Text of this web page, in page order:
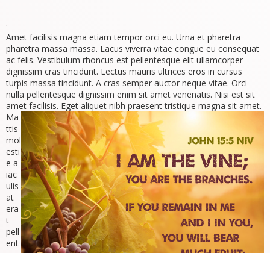
.
Amet facilisis magna etiam tempor orci eu. Urna et pharetra
pharetra massa massa. Lacus viverra vitae congue eu consequat
ac felis. Vestibulum rhoncus est pellentesque elit ullamcorper
dignissim cras tincidunt. Lectus mauris ultrices eros in cursus
turpis massa tincidunt. A cras semper auctor neque vitae. Orci
nulla pellentesque dignissim enim sit amet venenatis. Nisi est sit
amet facilisis. Eget aliquet nibh praesent tristique magna sit amet.
Ma
ttis
mol
esti
e a
iac
ulis
at
era
t
pell
ent